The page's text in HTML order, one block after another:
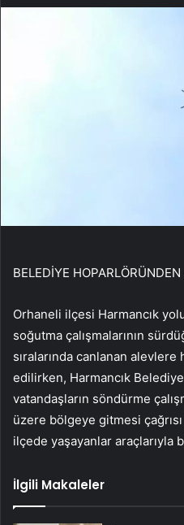
BELEDİYE HOPARLÖRÜNDEN
Orhaneli ilçesi Harmancık
soğutma çalışmalarının
sıralarında canlanan
edilirken, Harmancık
vatandaşların söndürme
üzere bölgeye gitmesi
ilçede yaşayanlar
İlgili Makaleler